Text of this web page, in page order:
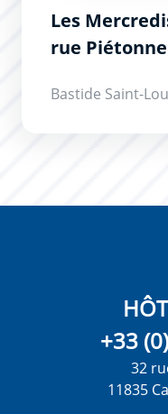
Les Mercredis Nocturnes de la
rue Piétonne
Bastide Saint-
+33
32
11835